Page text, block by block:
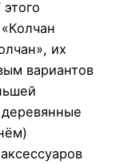
их
вариантов